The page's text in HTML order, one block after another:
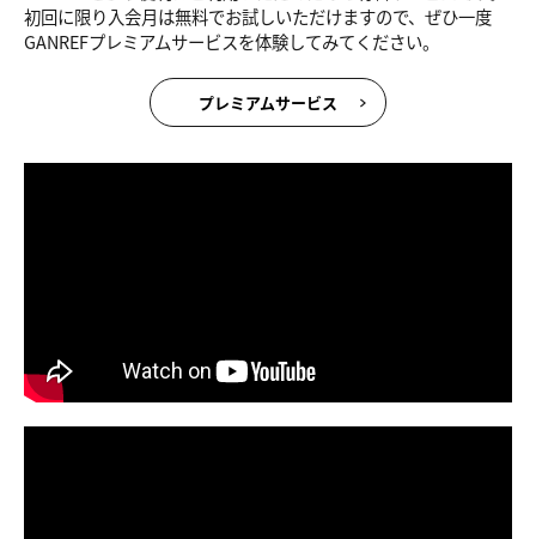
初回に限り入会月は無料でお試しいただけますので、ぜひ一度
GANREFプレミアムサービスを体験してみてください。
プレミアムサービス